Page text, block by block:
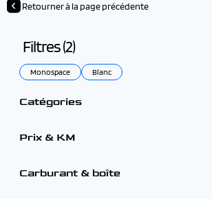
Retourner à la page précédente
Filtres (2)
Monospace Blanc
Catégories
Utilitaire (6)
Berline (4)
Prix & KM
Carburant & boîte